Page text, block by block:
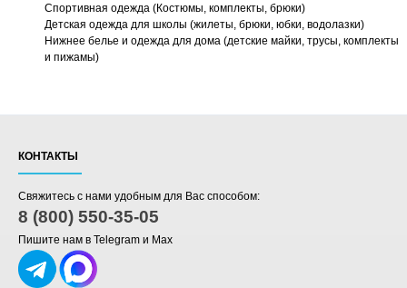
Спортивная одежда (Костюмы, комплекты, брюки)
Детская одежда для школы (жилеты, брюки, юбки, водолазки)
Нижнее белье и одежда для дома (детские майки, трусы, комплекты
и пижамы)
КОНТАКТЫ
Свяжитесь с нами удобным для Вас способом:
8 (800) 550-35-05
Пишите нам в Telegram и Max